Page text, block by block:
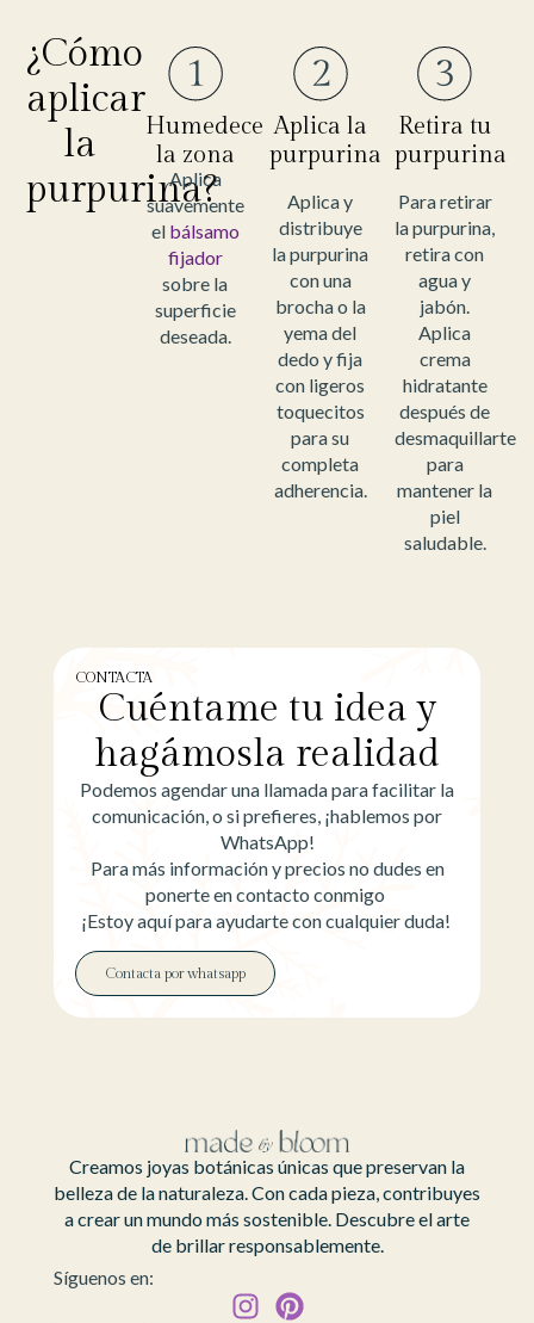
¿Cómo
aplicar
la
purpurina?
Humedece
la zona
Aplica
suavemente
el bálsamo
fijador
sobre la
superficie
deseada.
Aplica la
purpurina
Aplica y
distribuye
la purpurina
con una
brocha o la
yema del
dedo y fija
con ligeros
toquecitos
para su
completa
adherencia.
Retira tu
purpurina
Para retirar
la purpurina,
retira con
agua y
jabón.
Aplica
crema
hidratante
después de
desmaquillarte
para
mantener la
piel
saludable.
CONTACTA
Cuéntame tu idea y
hagámosla realidad
Podemos agendar una llamada para facilitar la
comunicación, o si prefieres, ¡hablemos por
WhatsApp!
Para más información y precios no dudes en
ponerte en contacto conmigo
¡Estoy aquí para ayudarte con cualquier duda!
Contacta por whatsapp
Creamos joyas botánicas únicas que preservan la
belleza de la naturaleza. Con cada pieza, contribuyes
a crear un mundo más sostenible. Descubre el arte
de brillar responsablemente.
Síguenos en: